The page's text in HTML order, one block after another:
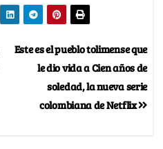
Este es el pueblo tolimense que
le dio vida a Cien años de
soledad, la nueva serie
colombiana de Netflix